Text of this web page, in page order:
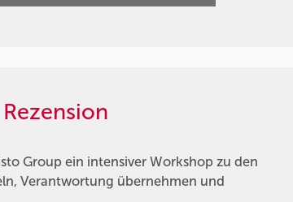
Group ein intensiver Workshop zu den
Verantwortung übernehmen und